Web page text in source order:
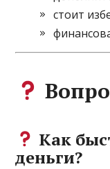
стоит
Как
деньги?